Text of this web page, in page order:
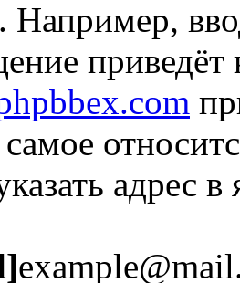
Например,
приведёт
адрес